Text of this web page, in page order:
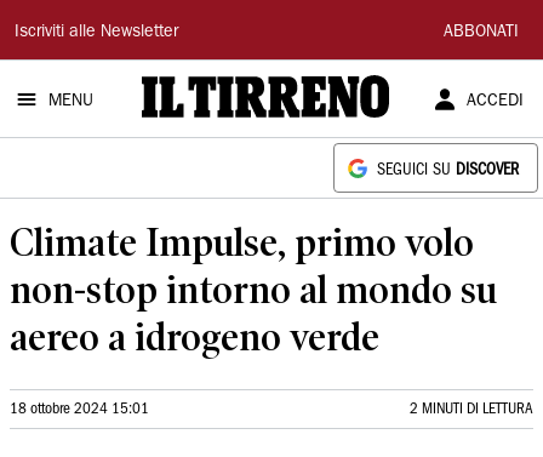
Il
Tirreno
Iscriviti alle Newsletter ABBONATI
MENU ACCEDI
SEGUICI SU DISCOVER
Climate Impulse, primo volo
non-stop intorno al mondo su
aereo a idrogeno verde
18 ottobre 2024 15:01 2 MINUTI DI LETTURA